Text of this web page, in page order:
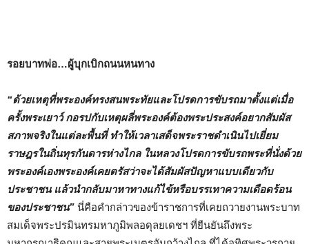
รอยบาทพ่อ…ผู้บุกเบิกถนนหนทาง
“ด้วยเหตุที่พระองค์ทรงสนพระทัยและโปรดการขับรถมาตั้งแต่เมื่อ
ครั้งพระเยาว์ กอรปกับเหตุผลี่พระองค์ต้องพระประสงค์อยากสัมผัส
สภาพจริงในแต่ละพื้นที่ ทำให้เวลาเสด็จพระราชดำเนินไปเยี่ยม
ราษฎรในถิ่นทุรกันดารห่างไกล ในหลวงโปรดการขับรถพระที่นั่งด้วย
พระองค์เองพระองค์เคยตรัสว่าจะได้สัมผัสปัญหาแบบเดียวกับ
ประชาชน แล้วนำกลับมาหาทางแก้ไข้หรือบรรเทาความเดือดร้อน
ของประชาชน” นี่คือคำกล่าวของข้าราชการที่เคยถวายงานพระบาท
สมเด็จพระปรมินทรมหาภูมิพลอดุลยเดชฯ ที่ยืนยันถึงพระ